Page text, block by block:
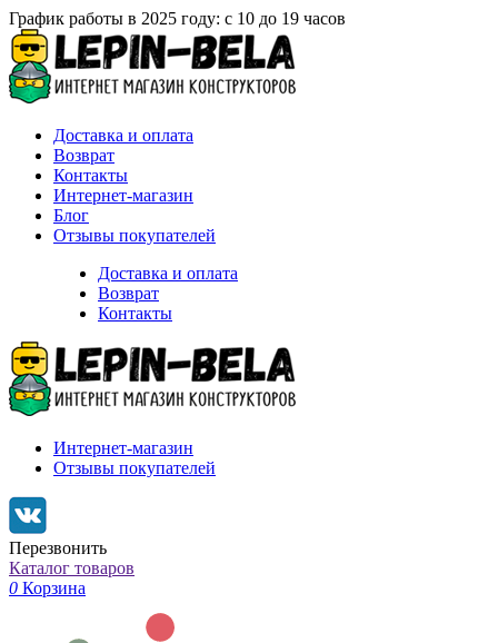
График работы в 2025 году: с 10 до 19 часов
Доставка и оплата
Возврат
Контакты
Интернет-магазин
Блог
Отзывы покупателей
Доставка и оплата
Возврат
Контакты
Интернет-магазин
Отзывы покупателей
Перезвонить
Каталог товаров
0 Корзина